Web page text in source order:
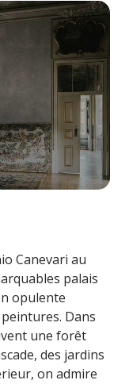
Canevari au
palais
opulente
Dans
une forêt
des jardins
on admire